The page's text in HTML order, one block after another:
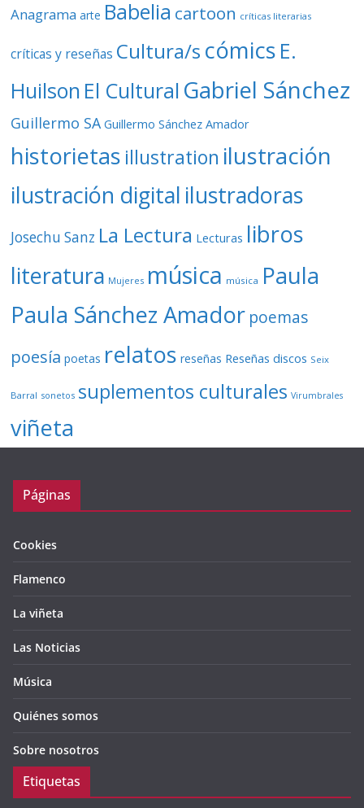
Anagrama arte Babelia cartoon críticas literarias
críticas y reseñas Cultura/s cómics E.
Huilson El Cultural Gabriel Sánchez
Guillermo SA Guillermo Sánchez Amador
historietas illustration ilustración
ilustración digital ilustradoras
Josechu Sanz La Lectura Lecturas libros
literatura Mujeres música música Paula
Paula Sánchez Amador poemas
poesía poetas relatos reseñas Reseñas discos Seix
Barral sonetos suplementos culturales Virumbrales
viñeta
Páginas
Cookies
Flamenco
La viñeta
Las Noticias
Música
Quiénes somos
Sobre nosotros
Etiquetas